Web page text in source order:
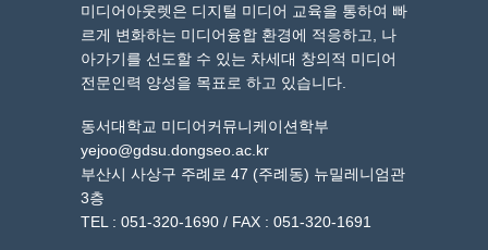
미디어아웃렛은 디지털 미디어 교육을 통하여 빠
르게 변화하는 미디어융합 환경에 적응하고, 나
아가기를 선도할 수 있는 차세대 창의적 미디어
전문인력 양성을 목표로 하고 있습니다.
동서대학교 미디어커뮤니케이션학부
yejoo@gdsu.dongseo.ac.kr
부산시 사상구 주례로 47 (주례동) 뉴밀레니엄관
3층
TEL : 051-320-1690 / FAX : 051-320-1691